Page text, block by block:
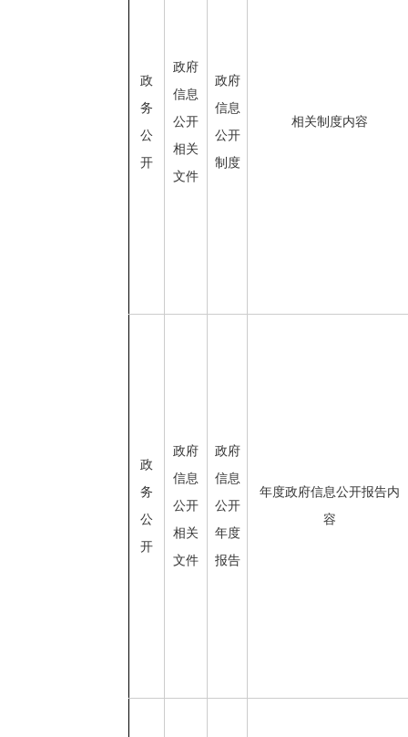
政
务
公
开
政府
信息
公开
相关
文件
政府
信息
公开
制度
相关制度内容
政
务
公
开
政府
信息
公开
相关
文件
政府
信息
公开
年度
报告
年度政府信息公开报告内
容